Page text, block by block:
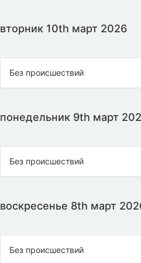
вторник 10th март 2026
Без происшествий
понедельник 9th март
Без происшествий
воскресенье 8th март
Без происшествий